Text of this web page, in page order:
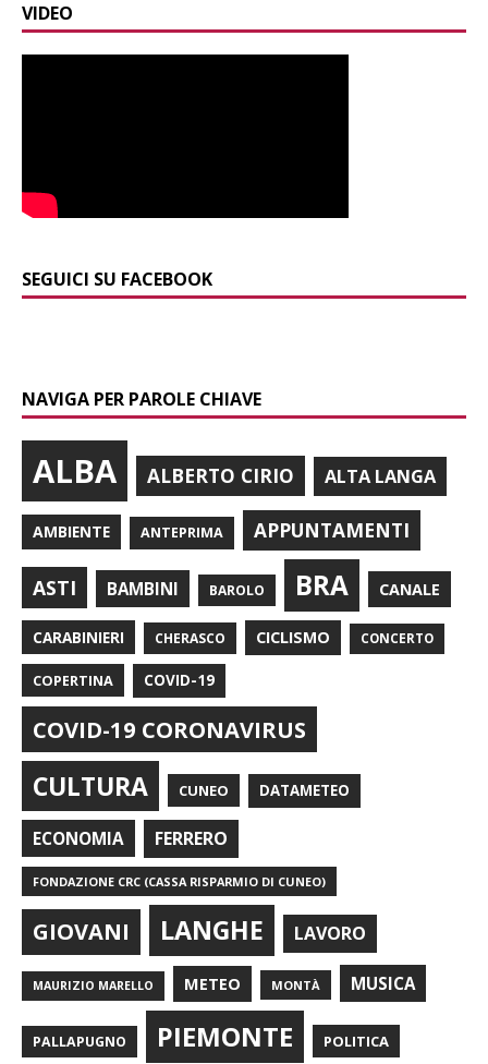
VIDEO
SEGUICI SU FACEBOOK
NAVIGA PER PAROLE CHIAVE
ALBA ALBERTO CIRIO ALTA LANGA
AMBIENTE ANTEPRIMA APPUNTAMENTI
ASTI BAMBINI BAROLO BRA CANALE
CARABINIERI CHERASCO CICLISMO CONCERTO
COPERTINA COVID-19
COVID-19 CORONAVIRUS
CULTURA CUNEO DATAMETEO
ECONOMIA FERRERO
FONDAZIONE CRC (CASSA RISPARMIO DI CUNEO)
GIOVANI LANGHE LAVORO
MAURIZIO MARELLO METEO MONTÀ MUSICA
PALLAPUGNO PIEMONTE POLITICA